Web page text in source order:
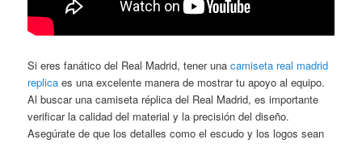
Si eres fanático del Real Madrid, tener unacamiseta real madrid
replica es una excelente manera de mostrar tu apoyo al equipo.
Al buscar una camiseta réplica del Real Madrid, es importante
verificar la calidad del material y la precisión del diseño.
Asegúrate de que los detalles como el escudo y los logos sean